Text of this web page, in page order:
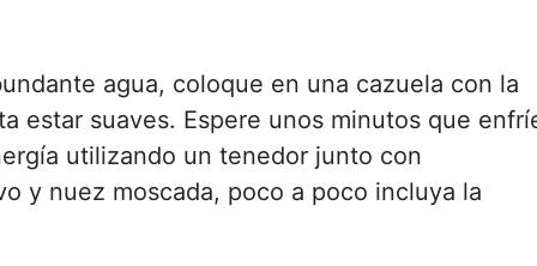
agua, coloque en una cazuela con la
estar suaves. Espere unos minutos que
utilizando un tenedor junto con
y nuez moscada, poco a poco incluya la